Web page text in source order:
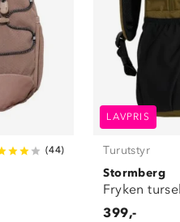
(44)
LAVPRIS
Turutstyr
Stormberg
Fryken
399,-